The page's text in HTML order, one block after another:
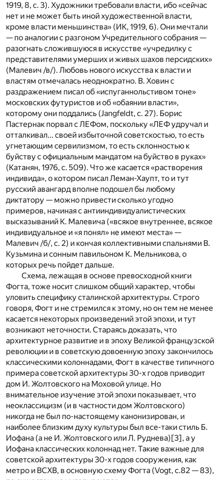
1919, 8, с. 3). Художники требовали власти, ибо «сейчас
нет и не может быть иной художественной власти,
кроме власти меньшинства» (ИК, 1919, 6). Они мечтали
— по аналогии с разгоном Учредительного собрания —
разогнать сложившуюся в искусстве «учредилку с
представителями умерших и живых шахов персидских»
(Малевич /в/). Любовь нового искусства к власти и
властям отмечалась неоднократно. В. Ховин с
раздражением писал об «испуганнольстивом тоне»
московских футуристов и об «обаянии власти»,
которому они поддались (Jangfeldt, с. 27). Борис
Пастернак порвал с ЛЕФом, поскольку «ЛЕФ удручал и
отталкивал... своей избыточной советскостью, то есть
угнетающим сервилизмом, то есть склонностью к
буйству с официальным мандатом на буйство в руках»
(Катанян, 1976, с. 509). Что же касается «растворения
индивида», о котором писал Леман-Хаупт, то и тут
русский авангард вполне подошел бы любому
диктатору — можно привести сколько угодно
примеров, начиная с антииндивидуалистических
высказываний К. Малевича («всякое внутреннее, всякое
индивидуальное и «я понял» не имеют места» —
Малевич /б/, с. 2) и кончая коллективными спальнями В.
Кузьмина и сонным павильоном К. Мельникова, о
которых речь пойдет дальше.
Схема, лежащая в основе превосходной книги
Фогта, тоже носит слишком общий характер, чтобы
уловить специфику сталинской архитектуры. Строго
говоря, Фогт и не стремился к этому, но он тем не менее
касается некоторых произведений этой эпохи, и тут
возникают неточности. Стараясь доказать, что
архитектурное развитие и в эпоху Великой французской
революции и в советскую довоенную эпоху закончилось
классическими колоннадами, Фогт в качестве типичного
примера советской архитектуры 30-х годов приводит
дом И. Жолтовского на Моховой улице. Но
внимательное изучение этой эпохи показывает, что
неоклассицизм (и в частности дом Жолтовского)
никогда не был по-настоящему канонизирован, и
наиболее близким духу культуры был все-таки стиль Б.
Иофана (а не И. Жолтовского или Л. Руднева)[3], а у
Иофана классических колоннад нет. Такие важные для
советской архитектуры 30-х годов сооружения, как
метро и ВСХВ, в основную схему Фогта (Vogt, с.82 — 83),